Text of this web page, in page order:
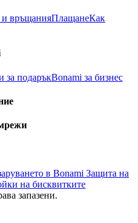
връщанияПлащанеКак
за подаръкBonami за бизнес
в Bonami Защита на
на бисквитките
запазени.